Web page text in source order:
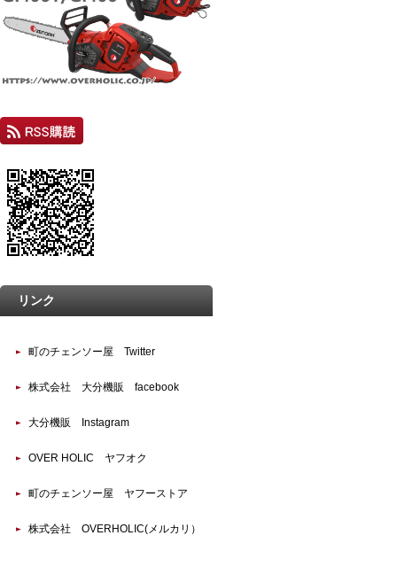
リンク
町のチェンソー屋 Twitter
株式会社 大分機販 facebook
大分機販 Instagram
OVER HOLIC ヤフオク
町のチェンソー屋 ヤフーストア
株式会社 OVERHOLIC(メルカリ）